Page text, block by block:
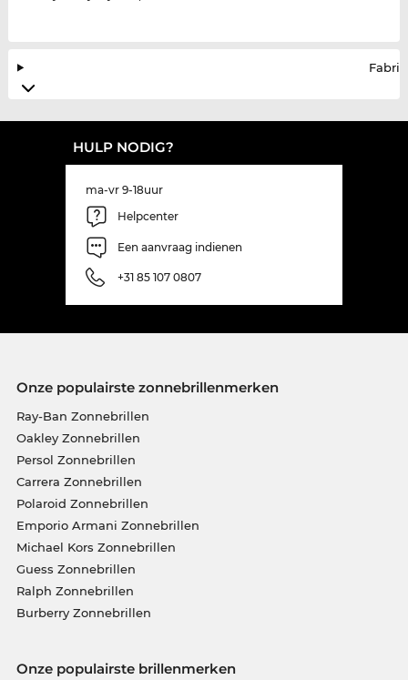
HULP NODIG?
ma-vr 9-18uur
Helpcenter
Een aanvraag indienen
+31 85 107 0807
Onze populairste zonnebrillenmerken
Ray-Ban Zonnebrillen
Oakley Zonnebrillen
Persol Zonnebrillen
Carrera Zonnebrillen
Polaroid Zonnebrillen
Emporio Armani Zonnebrillen
Michael Kors Zonnebrillen
Guess Zonnebrillen
Ralph Zonnebrillen
Burberry Zonnebrillen
Onze populairste brillenmerken